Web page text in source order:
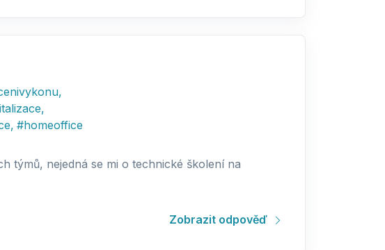
,
,
, #homeoffice
týmů, nejedná se mi o technické školení na
Zobrazit odpověď